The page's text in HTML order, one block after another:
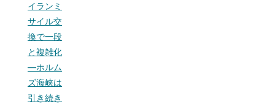
イランミ
サイル交
換で一段
と複雑化
—ホルム
ズ海峡は
引き続き